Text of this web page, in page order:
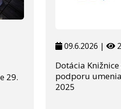
29.
09.6.2026 |
Dotácia
podporu
2025